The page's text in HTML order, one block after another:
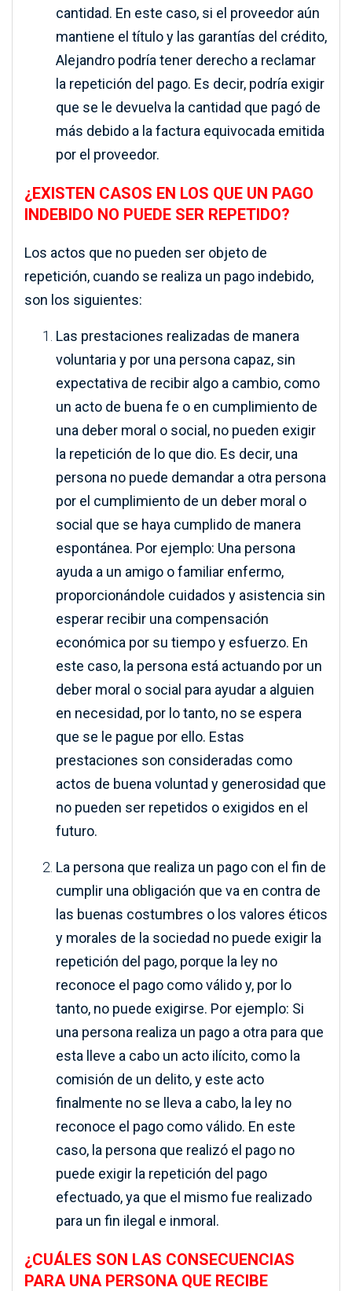
cantidad. En este caso, si el proveedor aún
mantiene el título y las garantías del crédito,
Alejandro podría tener derecho a reclamar
la repetición del pago. Es decir, podría exigir
que se le devuelva la cantidad que pagó de
más debido a la factura equivocada emitida
por el proveedor.
¿EXISTEN CASOS EN LOS QUE UN PAGO
INDEBIDO NO PUEDE SER REPETIDO?
Los actos que no pueden ser objeto de
repetición, cuando se realiza un pago indebido,
son los siguientes:
Las prestaciones realizadas de manera
voluntaria y por una persona capaz, sin
expectativa de recibir algo a cambio, como
un acto de buena fe o en cumplimiento de
una deber moral o social, no pueden exigir
la repetición de lo que dio. Es decir, una
persona no puede demandar a otra persona
por el cumplimiento de un deber moral o
social que se haya cumplido de manera
espontánea. Por ejemplo: Una persona
ayuda a un amigo o familiar enfermo,
proporcionándole cuidados y asistencia sin
esperar recibir una compensación
económica por su tiempo y esfuerzo. En
este caso, la persona está actuando por un
deber moral o social para ayudar a alguien
en necesidad, por lo tanto, no se espera
que se le pague por ello. Estas
prestaciones son consideradas como
actos de buena voluntad y generosidad que
no pueden ser repetidos o exigidos en el
futuro.
La persona que realiza un pago con el fin de
cumplir una obligación que va en contra de
las buenas costumbres o los valores éticos
y morales de la sociedad no puede exigir la
repetición del pago, porque la ley no
reconoce el pago como válido y, por lo
tanto, no puede exigirse. Por ejemplo: Si
una persona realiza un pago a otra para que
esta lleve a cabo un acto ilícito, como la
comisión de un delito, y este acto
finalmente no se lleva a cabo, la ley no
reconoce el pago como válido. En este
caso, la persona que realizó el pago no
puede exigir la repetición del pago
efectuado, ya que el mismo fue realizado
para un fin ilegal e inmoral.
¿CUÁLES SON LAS CONSECUENCIAS
PARA UNA PERSONA QUE RECIBE